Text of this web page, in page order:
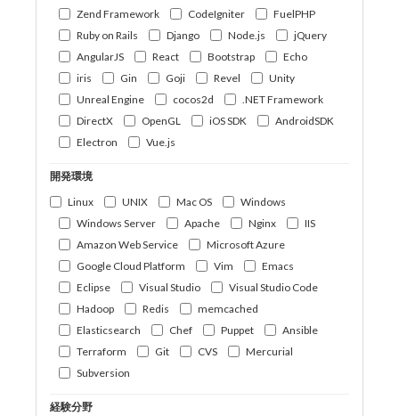
Zend Framework
CodeIgniter
FuelPHP
Ruby on Rails
Django Node.js
jQuery
AngularJS
React Bootstrap
Echo
iris
Gin Goji Revel
Unity
Unreal Engine
cocos2d
.NET Framework
DirectX
OpenGL iOS SDK
AndroidSDK
Electron
Vue.js
開発環境
Linux
UNIX Mac OS
Windows
Windows Server
Apache Nginx
IIS
Amazon Web Service
Microsoft Azure
Google Cloud Platform
Vim
Emacs
Eclipse
Visual Studio
Visual Studio Code
Hadoop
Redis
memcached
Elasticsearch
Chef Puppet
Ansible
Terraform
Git CVS
Mercurial
Subversion
経験分野